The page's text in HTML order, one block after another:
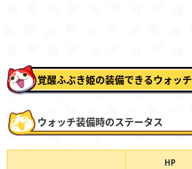
覚醒ふぶき姫の装備できるウォッチ
ウォッチ装備時のステータス
HP